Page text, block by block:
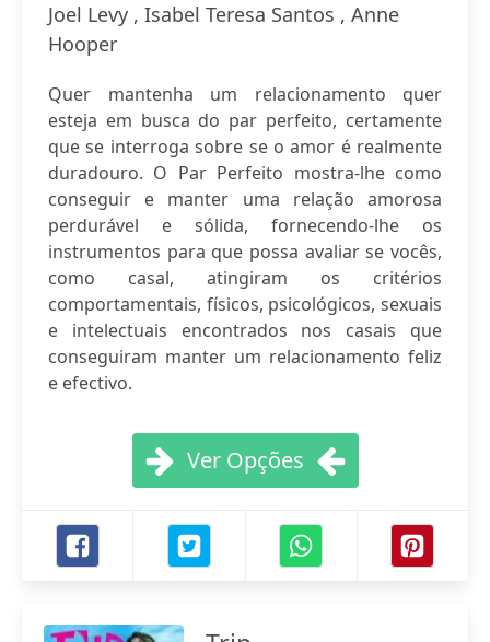
Joel Levy , Isabel Teresa Santos , Anne
Hooper
Quer mantenha um relacionamento quer
esteja em busca do par perfeito, certamente
que se interroga sobre se o amor é realmente
duradouro. O Par Perfeito mostra-lhe como
conseguir e manter uma relação amorosa
perdurável e sólida, fornecendo-lhe os
instrumentos para que possa avaliar se vocês,
como casal, atingiram os critérios
comportamentais, físicos, psicológicos, sexuais
e intelectuais encontrados nos casais que
conseguiram manter um relacionamento feliz
e efectivo.
Ver Opções